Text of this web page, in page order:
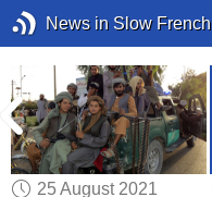
News in Slow French
25 August 2021